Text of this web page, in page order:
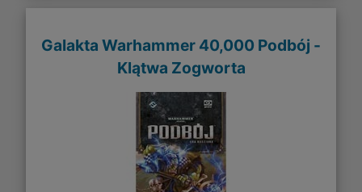
Galakta Warhammer 40,000 Podbój -
Klątwa Zogworta